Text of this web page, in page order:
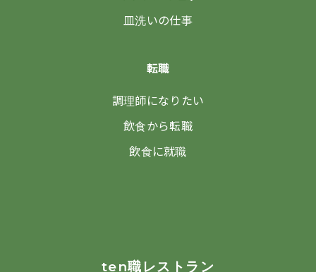
皿洗いの仕事
転職
調理師になりたい
飲食から転職
飲食に就職
ten職レストラン